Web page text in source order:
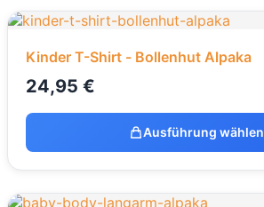
Kinder T-Shirt - Bollenhut Alpaka
24,95 €
Ausführung wählen